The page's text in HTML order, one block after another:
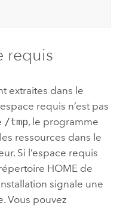
requis
extraites dans le
requis n’est pas
/tmp, le programme
ressources dans le
Si l’espace requis
HOME de
signale une
Vous pouvez